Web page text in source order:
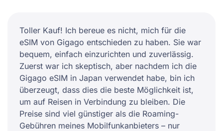
Toller Kauf! Ich bereue es nicht, mich für die
eSIM von Gigago entschieden zu haben. Sie war
bequem, einfach einzurichten und zuverlässig.
Zuerst war ich skeptisch, aber nachdem ich die
Gigago eSIM in Japan verwendet habe, bin ich
überzeugt, dass dies die beste Möglichkeit ist,
um auf Reisen in Verbindung zu bleiben. Die
Preise sind viel günstiger als die Roaming-
Gebühren meines Mobilfunkanbieters – nur